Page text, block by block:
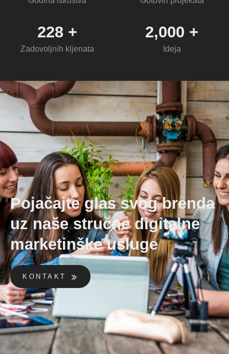
228 +
Zadovoljnih kljenata
2,000 +
Ideja
Pojačajte glas svog brenda
uz naše stručne digitalne
marketinške usluge
KONTAKT